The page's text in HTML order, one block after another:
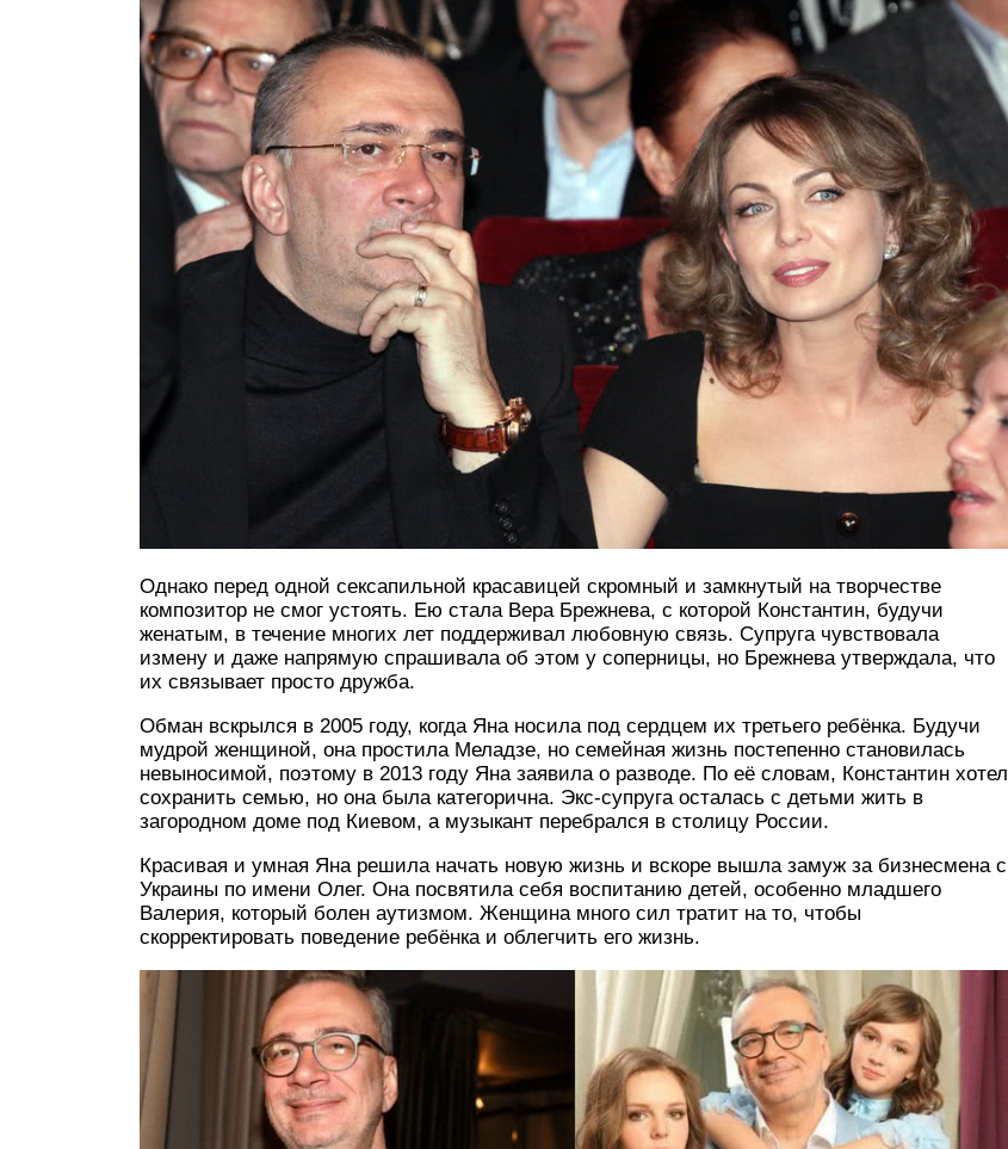
Однако перед одной сексапильной красавицей скромный и замкнутый на творчестве
композитор не смог устоять. Ею стала Вера Брежнева, с которой Константин, будучи
женатым, в течение многих лет поддерживал любовную связь. Супруга чувствовала
измену и даже напрямую спрашивала об этом у соперницы, но Брежнева утверждала, что
их связывает просто дружба.
Обман вскрылся в 2005 году, когда Яна носила под сердцем их третьего ребёнка. Будучи
мудрой женщиной, она простила Меладзе, но семейная жизнь постепенно становилась
невыносимой, поэтому в 2013 году Яна заявила о разводе. По её словам, Константин хотел
сохранить семью, но она была категорична. Экс-супруга осталась с детьми жить в
загородном доме под Киевом, а музыкант перебрался в столицу России.
Красивая и умная Яна решила начать новую жизнь и вскоре вышла замуж за бизнесмена с
Украины по имени Олег. Она посвятила себя воспитанию детей, особенно младшего
Валерия, который болен аутизмом. Женщина много сил тратит на то, чтобы
скорректировать поведение ребёнка и облегчить его жизнь.